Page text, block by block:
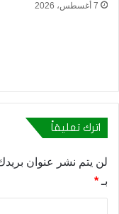
7 أغسطس، 2026
اترك تعليقاً
لن يتم نشر عنوان
بـ *